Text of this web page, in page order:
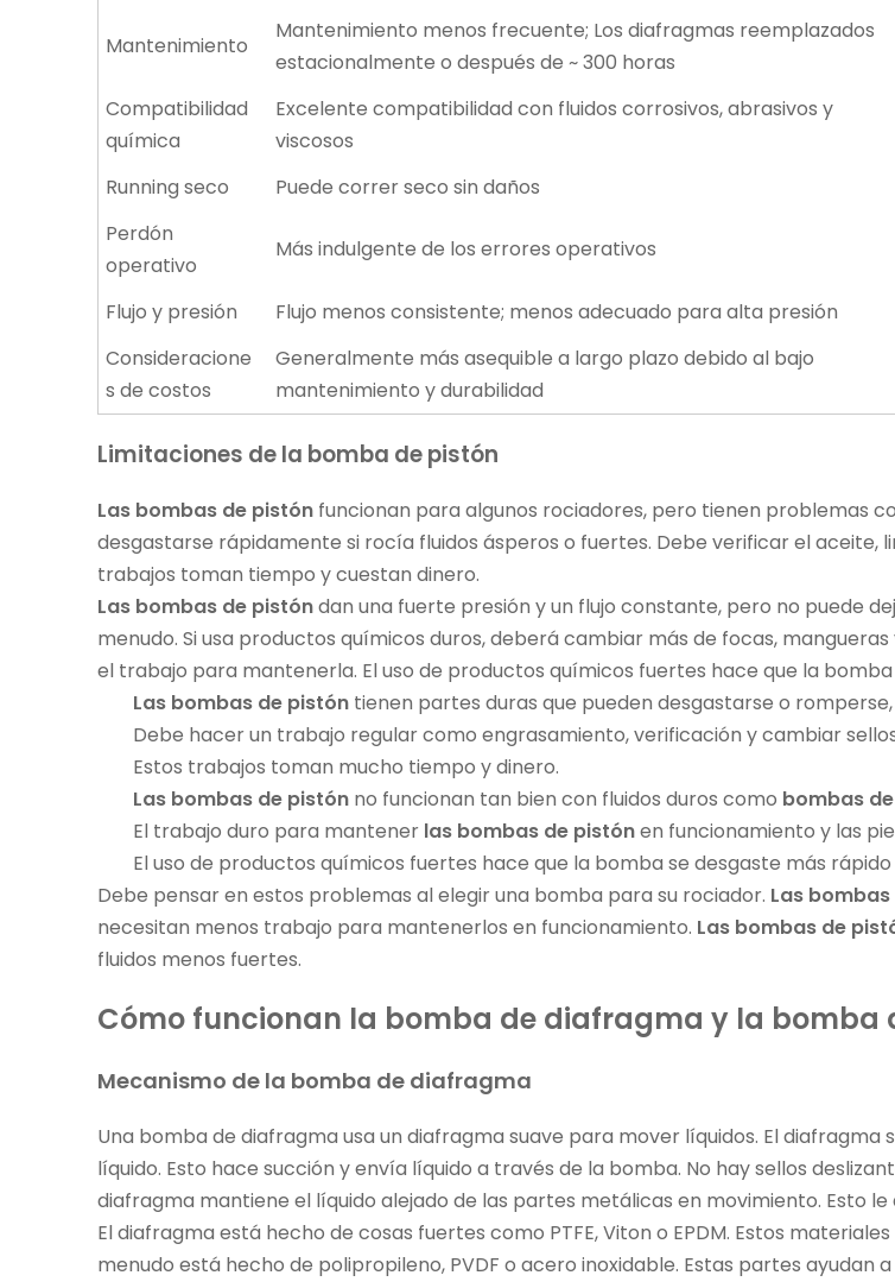
Mantenimiento
Mantenimiento menos frecuente; Los diafragmas reemplazados
estacionalmente o después de ~ 300 horas
Compatibilidad
química
Excelente compatibilidad con fluidos corrosivos, abrasivos y
viscosos
Running seco
Puede correr seco sin daños
Perdón
operativo
Más indulgente de los errores operativos
Flujo y presión Flujo menos consistente; menos adecuado para alta presión
Consideracione
s de costos
Generalmente más asequible a largo plazo debido al bajo
mantenimiento y durabilidad
Limitaciones de la bomba de pistón
Las bombas de pistón funcionan para algunos rociadores, pero tienen problemas
desgastarse rápidamente si rocía fluidos ásperos o fuertes. Debe verificar el aceite,
trabajos toman tiempo y cuestan dinero.
Las bombas de pistóndan una fuerte presión y un flujo constante, pero no puede
menudo. Si usa productos químicos duros, deberá cambiar más de focas,
el trabajo para mantenerla. El uso de productos químicos fuertes hace que la
Las bombas de pistón tienen partes duras que pueden desgastarse o
Debe hacer un trabajo regular como engrasamiento, verificación y cambiar
Estos trabajos toman mucho tiempo y dinero.
Las bombas de pistón no funcionan tan bien con fluidos duros como bombas
El trabajo duro para mantener las bombas de pistónen funcionamiento y las
El uso de productos químicos fuertes hace que la bomba se desgaste más
Debe pensar en estos problemas al elegir una bomba para su rociador. Las
necesitan menos trabajo para mantenerlos en funcionamiento. Las bombas de
fluidos menos fuertes.
Cómo funcionan la bomba de diafragma y la bomba
Mecanismo de la bomba de diafragma
Una bomba de diafragma usa un diafragma suave para mover líquidos. El
líquido. Esto hace succión y envía líquido a través de la bomba. No hay sellos
diafragma mantiene el líquido alejado de las partes metálicas en movimiento. Esto
El diafragma está hecho de cosas fuertes como PTFE, Viton o EPDM. Estos
menudo está hecho de polipropileno, PVDF o acero inoxidable. Estas partes ayudan